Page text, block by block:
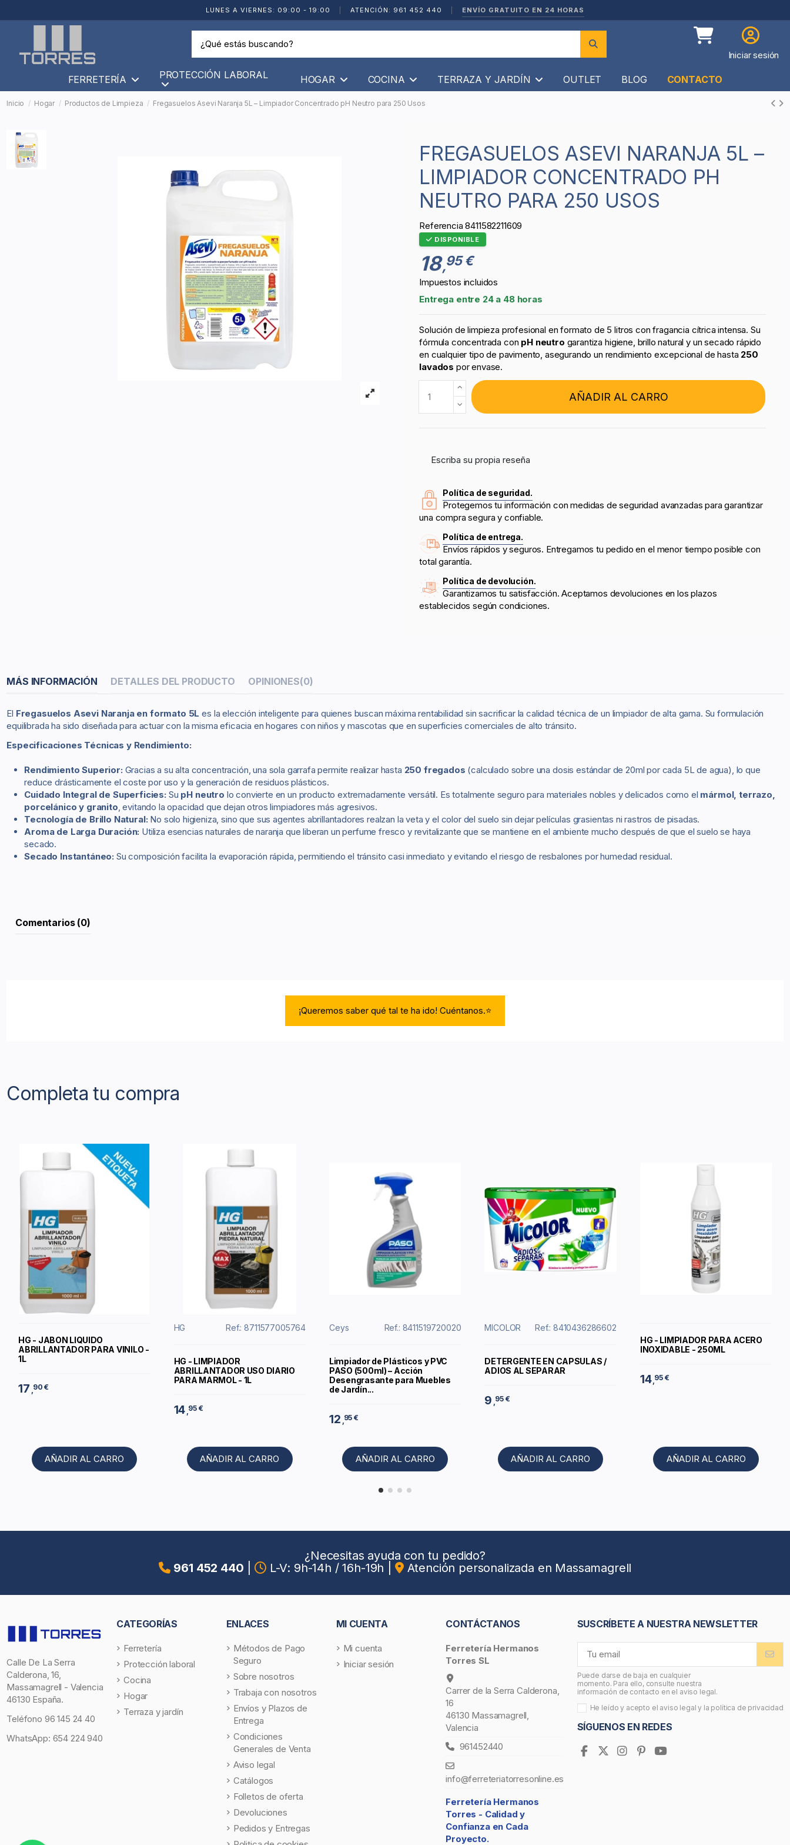
LUNES A VIERNES: 09:00 - 19:00 ATENCIÓN: 961 452 440 ENVÍO GRATUITO EN 24 HORAS
Iniciar sesión
FERRETERÍA PROTECCIÓN LABORAL HOGAR COCINA TERRAZA Y JARDÍN OUTLET BLOG CONTACTO
Inicio Hogar Productos de Limpieza Fregasuelos Asevi Naranja 5L – Limpiador Concentrado pH Neutro para 250 Usos
FREGASUELOS ASEVI NARANJA 5L –
LIMPIADOR CONCENTRADO PH
NEUTRO PARA 250 USOS
Referencia 8411582211609
DISPONIBLE
18,95 €
Impuestos incluidos
Entrega entre 24 a 48 horas
Solución de limpieza profesional en formato de 5 litros con fragancia cítrica intensa. Su
fórmula concentrada con pH neutro garantiza higiene, brillo natural y un secado rápido
en cualquier tipo de pavimento, asegurando un rendimiento excepcional de hasta 250
lavados por envase.
AÑADIR AL CARRO
Escriba su propia reseña
Política de seguridad.
Protegemos tu información con medidas de seguridad avanzadas para garantizar
una compra segura y confiable.
Política de entrega.
Envíos rápidos y seguros. Entregamos tu pedido en el menor tiempo posible con
total garantía.
Política de devolución.
Garantizamos tu satisfacción. Aceptamos devoluciones en los plazos
establecidos según condiciones.
MÁS INFORMACIÓN DETALLES DEL PRODUCTO OPINIONES(0)
El Fregasuelos Asevi Naranja en formato 5L es la elección inteligente para quienes buscan máxima rentabilidad sin sacrificar la calidad técnica de un limpiador de alta gama. Su formulación
equilibrada ha sido diseñada para actuar con la misma eficacia en hogares con niños y mascotas que en superficies comerciales de alto tránsito.
Especificaciones Técnicas y Rendimiento:
Rendimiento Superior: Gracias a su alta concentración, una sola garrafa permite realizar hasta 250 fregados (calculado sobre una dosis estándar de 20ml por cada 5L de agua), lo que
reduce drásticamente el coste por uso y la generación de residuos plásticos.
Cuidado Integral de Superficies: Su pH neutro lo convierte en un producto extremadamente versátil. Es totalmente seguro para materiales nobles y delicados como el mármol, terrazo,
porcelánico y granito, evitando la opacidad que dejan otros limpiadores más agresivos.
Tecnología de Brillo Natural: No solo higieniza, sino que sus agentes abrillantadores realzan la veta y el color del suelo sin dejar películas grasientas ni rastros de pisadas.
Aroma de Larga Duración: Utiliza esencias naturales de naranja que liberan un perfume fresco y revitalizante que se mantiene en el ambiente mucho después de que el suelo se haya
secado.
Secado Instantáneo: Su composición facilita la evaporación rápida, permitiendo el tránsito casi inmediato y evitando el riesgo de resbalones por humedad residual.
Comentarios (0)
¡Queremos saber qué tal te ha ido! Cuéntanos.⭐
Completa tu compra
HG - JABON LIQUIDO
ABRILLANTADOR PARA VINILO -
1L
17 ,90 €
AÑADIR AL CARRO
HG Ref.: 8711577005764
HG - LIMPIADOR
ABRILLANTADOR USO DIARIO
PARA MARMOL - 1L
14 ,95 €
AÑADIR AL CARRO
Ceys Ref.: 8411519720020
Limpiador de Plásticos y PVC
PASO (500ml) – Acción
Desengrasante para Muebles
de Jardín...
12 ,95 €
AÑADIR AL CARRO
MICOLOR Ref.: 8410436286602
DETERGENTE EN CAPSULAS /
ADIOS AL SEPARAR
9 ,95 €
AÑADIR AL CARRO
HG - LIMPIADOR PARA ACERO
INOXIDABLE - 250ML
14,95 €
AÑADIR AL CARRO
¿Necesitas ayuda con tu pedido?
961 452 440
L-V: 9h-14h / 16h-19h Atención personalizada en Massamagrell
Calle De La Serra
Calderona, 16,
Massamagrell - Valencia
46130 España.
Teléfono 96 145 24 40
WhatsApp: 654 224 940
CATEGORÍAS
Ferretería
Protección laboral
Cocina
Hogar
Terraza y jardín
ENLACES
Métodos de Pago
Seguro
Sobre nosotros
Trabaja con nosotros
Envíos y Plazos de
Entrega
Condiciones
Generales de Venta
Aviso legal
Catálogos
Folletos de oferta
Devoluciones
Pedidos y Entregas
MI CUENTA
Mi cuenta
Iniciar sesión
CONTÁCTANOS
Ferretería Hermanos
Torres SL
Carrer de la Serra Calderona,
16
46130 Massamagrell,
Valencia
961452440
info@ferreteriatorresonline.es
Ferretería Hermanos
Torres - Calidad y
Confianza en Cada
Proyecto.
SUSCRÍBETE A NUESTRA NEWSLETTER
Puede darse de baja en cualquier
momento. Para ello, consulte nuestra
información de contacto en el aviso legal.
He leído y acepto el aviso legal y la política de privacidad
SÍGUENOS EN REDES